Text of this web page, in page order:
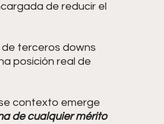
de reducir el
terceros downs
posición real de
contexto emerge
de cualquier mérito